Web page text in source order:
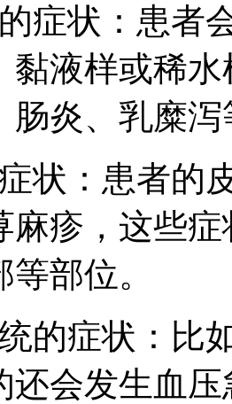
症状：患者
黏液样或稀
肠炎、乳糜泻
状：患者的
麻疹，这些
部位。
的症状：比
还会发生血